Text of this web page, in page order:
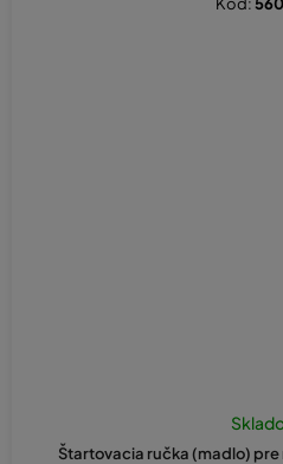
Štartovacia ručka (madlo)